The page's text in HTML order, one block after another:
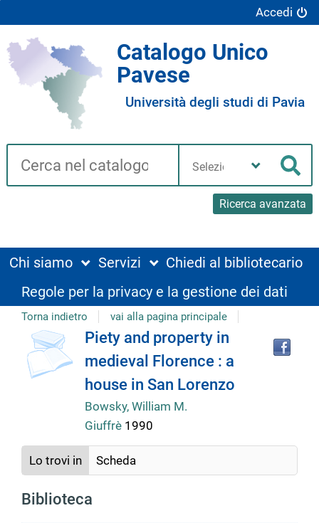
Accedi
Catalogo Unico
Pavese
Università degli studi di Pavia
Cerca su "Catalogo"
Ricerca avanzata
biblioteca
Chi siamo Servizi
Chiedi al bibliotecario
Regole per la privacy e la gestione dei dati
Torna indietro vai alla pagina principale
Dettaglio
del
documento
Piety and property in
medieval Florence : a
house in San Lorenzo
Bowsky, William M.
Giuffrè 1990
Lo trovi in Scheda
Biblioteca